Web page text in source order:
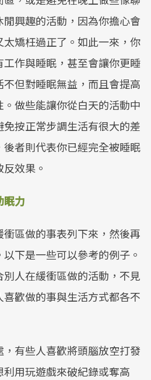
興趣的活動，因為你擔心會
矯枉過正了。如此一來，你
作與睡眠，甚至會讓你更睡
但對睡眠無益，而且會提高
做些能讓你從白天的活動中
按正常步調生活有很大的差
者則代表你已經完全被睡眠
效果。
力
區做的事表列下來，然後再
下是一些可以參考的例子。
人在緩衝區做的活動，不見
歡做的事與生活方式都各不
有些人喜歡將頭腦放空打發
用玩遊戲來破紀錄或奪高